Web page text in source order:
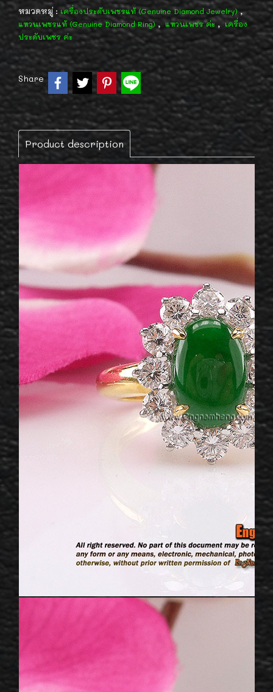
หมวดหมู่ : เครื่องประดับเพชรแท้ (Genuine Diamond Jewelry) ,
แหวนเพชรแท้ (Genuine Diamond Ring) , แหวนเพชร ค่ะ, เครื่อง
ประดับเพชร ค่ะ
Share
Product description